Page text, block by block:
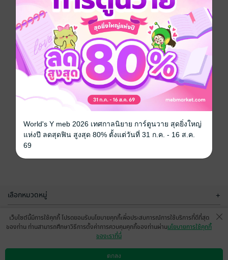
เลือกหมวดหมู่ +
บริการช่วยเหลือ +
เว็บไซต์นี้มีการใช้คุกกี้ โปรดยอมรับนโยบายคุกกี้เพื่อประสบการณ์การใช้บริการที่ดีที่สุด
ของท่าน ท่านสามารถศึกษาวิธีการตั้งค่าการควบคุมคุกกี้ของท่านผ่านนโยบายการใช้คุกกี้
ของเราที่นี่
ตกลง
World's Y meb 2026 เทศกาลนิยาย การ์ตูนวาย สุดยิ่งใหญ่
แห่งปี ลดสุดฟิน สูงสุด 80% ตั้งแต่วันที่ 31 ก.ค. - 16 ส.ค.
69